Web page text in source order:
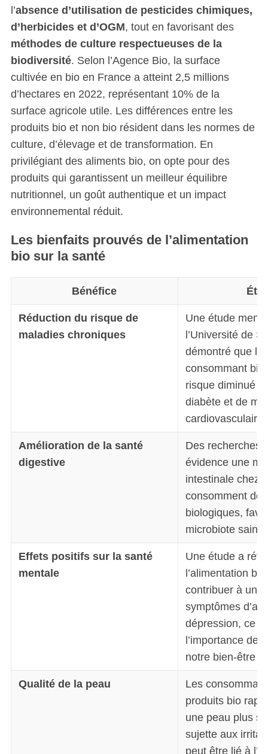
l’absence d’utilisation de pesticides chimiques,
d’herbicides et d’OGM, tout en favorisant des
méthodes de culture respectueuses de la
biodiversité. Selon l’Agence Bio, la surface
cultivée en bio en France a atteint 2,5 millions
d’hectares en 2022, représentant 10% de la
surface agricole utile. Les différences entre les
produits bio et non bio résident dans les normes de
culture, d’élevage et de transformation. En
privilégiant des aliments bio, on opte pour des
produits qui garantissent un meilleur équilibre
nutritionnel, un goût authentique et un impact
environnemental réduit.
Les bienfaits prouvés de l’alimentation
bio sur la santé
Bénéfice
Réduction du risque de
maladies chroniques
Une étude
l’Université de
démontré que
consommant bio
risque diminué
diabète et de
Amélioration de la santé
digestive
Des recherches
évidence une
intestinale chez
consomment
biologiques,
microbiote sain.
Effets positifs sur la santé
mentale
Une étude a
l’alimentation
contribuer à une
symptômes
dépression, ce
l’importance de
notre bien-être
Qualité de la peau
Les
produits bio
une peau plus
sujette aux
peut être lié à